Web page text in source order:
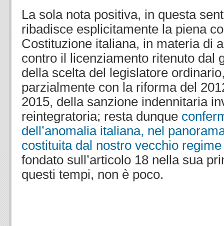
La sola nota positiva, in questa
ribadisce esplicitamente la piena
Costituzione italiana, in materia di
contro il licenziamento ritenuto dal
della scelta del legislatore
parzialmente con la riforma del
2015, della sanzione indennitaria
reintegratoria; resta dunque
dell’anomalia italiana, nel
costituita dal nostro vecchio
fondato sull’articolo 18 nella sua
questi tempi, non è poco.